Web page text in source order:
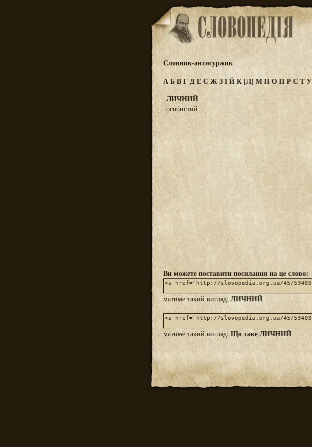
Словник-антисуржик
АБВГДЕЄЖЗІЙК [Л] МНОПРСТУ
ЛИЧНИЙ
особистий
Ви можете поставити посилання на це слово:
матиме такий вигляд: ЛИЧНИЙ
матиме такий вигляд:Що таке ЛИЧНИЙ